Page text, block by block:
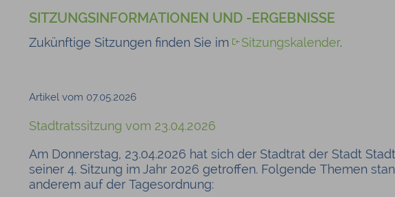
SITZUNGSINFORMATIONEN UND -ERGEBNISSE
Zukünftige Sitzungen finden Sie im Sitzungskalender.
Artikel vom 07.05.2026
Stadtratssitzung vom 23.04.2026
Am Donnerstag, 23.04.2026 hat sich der Stadtrat der Stadt
seiner 4. Sitzung im Jahr 2026 getroffen. Folgende Themen
anderem auf der Tagesordnung: